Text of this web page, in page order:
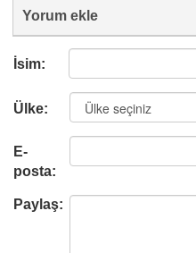
Yorum ekle
İsim:
Ülke:
E-
posta:
Paylaş: